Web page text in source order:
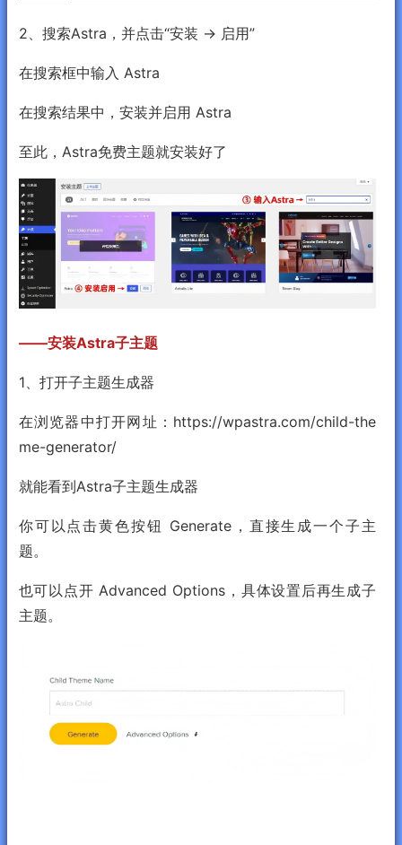
2、搜索Astra，并点击“安装 → 启用”
在搜索框中输入 Astra
在搜索结果中，安装并启用 Astra
至此，Astra免费主题就安装好了
——安装Astra子主题
1、打开子主题生成器
在浏览器中打开网址：https://wpastra.com/child-the
me-generator/
就能看到Astra子主题生成器
你可以点击黄色按钮 Generate，直接生成一个子主
题。
也可以点开 Advanced Options，具体设置后再生成子
主题。